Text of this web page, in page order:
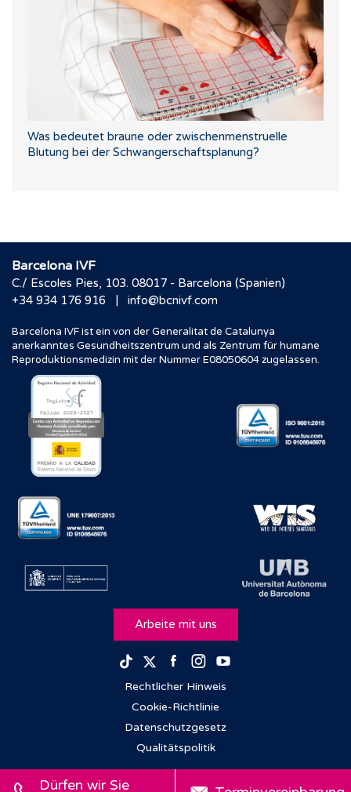
Was bedeutet braune oder zwischenmenstruelle
Blutung bei der Schwangerschaftsplanung?
Dürfen wir Sie
Barcelona IVF
C./ Escoles Pies, 103. 08017 - Barcelona (Spanien)
+34 934 176 916
| info@bcnivf.com
Barcelona IVF ist ein von der Generalitat de Catalunya
anerkanntes Gesundheitszentrum und als Zentrum für humane
Reproduktionsmedizin mit der Nummer E08050604 zugelassen.
Arbeite mit uns
TikTokTwitterFacebook
Instagram
Rechtlicher Hinweis
Cookie-Richtlinie
Datenschutzgesetz
Qualitätspolitik